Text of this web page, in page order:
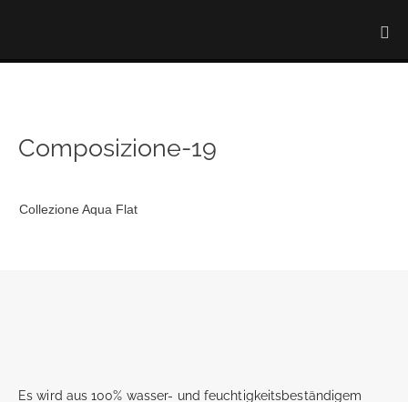
Composizione-19
Collezione Aqua Flat
Es wird aus 100% wasser- und feuchtigkeitsbeständigem